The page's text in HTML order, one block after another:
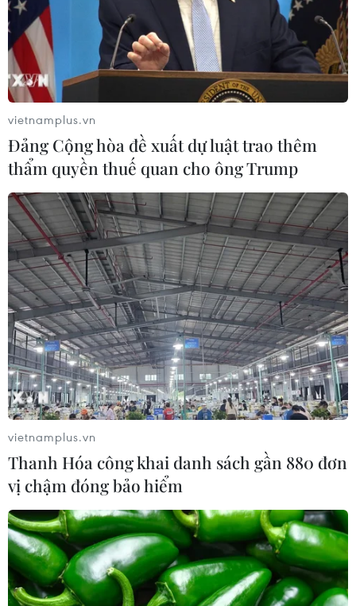
Những hình ảnh ấn tượng trong
đêm Việt Nam vô địch AFF Suzuki Cup
2018
16/12/2018 02:09
Sau khi trận đấu chung kết lượt về kết thúc, đội tuyển
Việt Nam giành chức vô địch AFF Suzuki Cup 2018,
người hâm mộ cả nước đã vỡ òa niềm vui chiến thắng.
vietnamplus.vn
Đảng Cộng hòa đề xuất dự luật trao thêm
thẩm quyền thuế quan cho ông Trump
vietnamplus.vn
Thanh Hóa công khai danh sách gần 880 đơn
vị chậm đóng bảo hiểm